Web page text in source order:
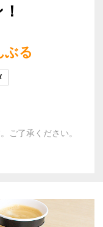
ぶる
ご了承ください。